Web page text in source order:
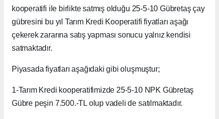
kooperatifi ile birlikte satmış olduğu 25-5-10 Gübretaş çay
gübresini bu yıl Tarım Kredi Kooperatifi fiyatları aşağı
çekerek zararına satış yapması sonucu yalnız kendisi
satmaktadır.
Piyasada fiyatları aşağıdaki gibi oluşmuştur;
1-Tarım Kredi kooperatifimizde 25-5-10 NPK Gübretaş
Gübre peşin 7.500.-TL olup vadeli de satılmaktadır.